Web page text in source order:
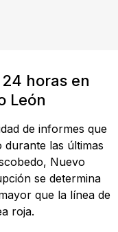
horas en
León
de informes que
durante las últimas
Nuevo
se determina
que la línea de
roja.